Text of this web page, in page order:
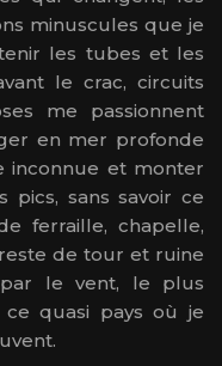
minuscules que je
les tubes et les
le crac, circuits
me passionnent
en mer profonde
inconnue et monter
pics, sans savoir ce
ferraille, chapelle,
de tour et ruine
le vent, le plus
quasi pays où je